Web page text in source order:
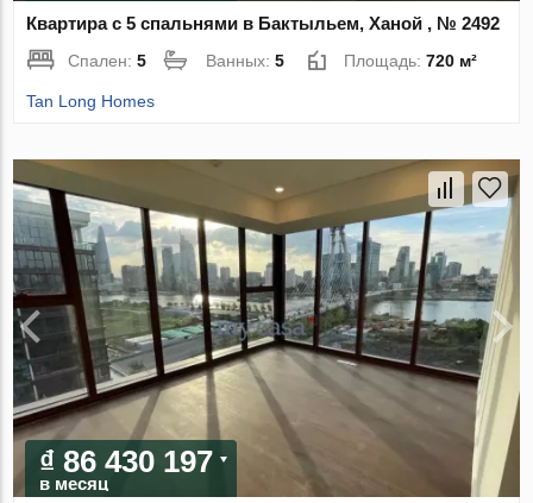
Квартира с 5 спальнями в Бактыльем, Ханой , № 2492
Спален:5 Ванных:5 Площадь:720 м²
Tan Long Homes
₫ 86 430 197
в месяц